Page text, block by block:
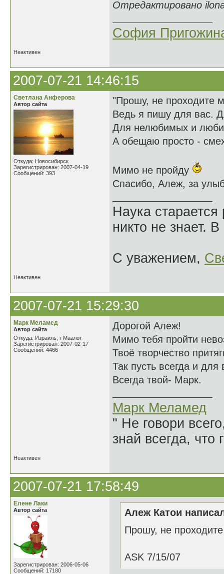
Отредактировано
София
Неактивен
2007-07-21 14:46:15
Светлана Анферова
Автор сайта
Откуда: Новосибирск
Зарегистрирован: 2007-04-19
Сообщений: 393
"Прошу, не проходите
Ведь я пишу для вас.
Для нелюбимых и
А обещаю просто -
Мимо не пройду
Спасибо, Алеж, за
Наука старается
никто не знает.
С уважением,
Неактивен
2007-07-21 15:29:30
Марк Меламед
Автор сайта
Откуда: Израиль, г Маалот
Зарегистрирован: 2007-02-17
Сообщений: 4466
Дорогой Алеж!
Мимо тебя пройти
Твоё творчество
Так пусть всегда и
Всегда твой- Марк.
Марк Меламед
" Не говори
знай всегда, что
Неактивен
2007-07-21 17:58:49
Елене Лаки
Автор сайта
Зарегистрирован: 2006-05-06
Сообщений: 17180
Алеж Катои
Прошу, не
ASK 7/15/07